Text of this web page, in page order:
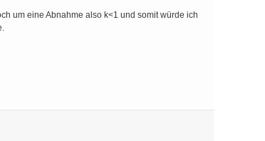
um eine Abnahme also k<1 und somit würde ich